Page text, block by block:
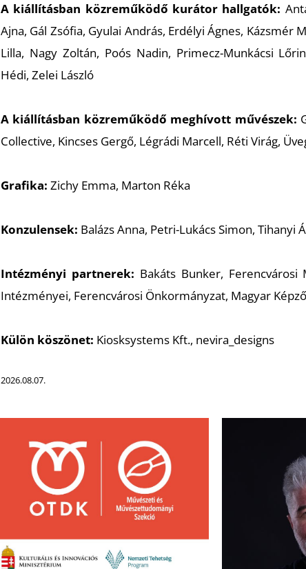
A kiállításban közreműködő kurátor hallgatók:
Ajna, Gál Zsófia, Gyulai András, Erdélyi Ágnes, Kázsmér
Lilla, Nagy Zoltán, Poós Nadin, Primecz-Munkácsi
Hédi, Zelei László
A kiállításban közreműködő meghívott művészek:
Collective, Kincses Gergő, Légrádi Marcell, Réti Virág,
Grafika: Zichy Emma, Marton Réka
Konzulensek: Balázs Anna, Petri-Lukács Simon, Tihanyi
Intézményi partnerek: Bakáts Bunker, Ferencvárosi
Intézményei, Ferencvárosi Önkormányzat, Magyar
Külön köszönet: Kiosksystems Kft., nevira_designs
2026.08.07.